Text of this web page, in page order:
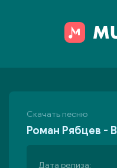
Скачать песню
Роман Рябцев -
Дата релиза: